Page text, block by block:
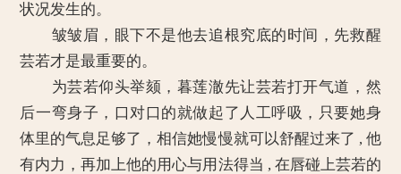
状况发生的。
皱皱眉，眼下不是他去追根究底的时间，先救醒
芸若才是最重要的。
为芸若仰头举颏，暮莲澈先让芸若打开气道，然
后一弯身子，口对口的就做起了人工呼吸，只要她身
体里的气息足够了，相信她慢慢就可以舒醒过来了 , 他
有内力，再加上他的用心与用法得当 , 在唇碰上芸若的